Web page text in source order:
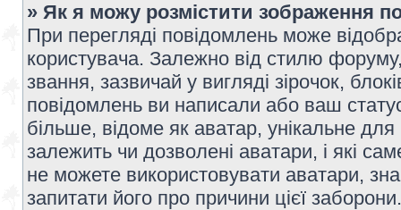
» Як я можу розмістити зображення
При перегляді повідомлень може
користувача. Залежно від стилю
звання, зазвичай у вигляді зірочок,
повідомлень ви написали або ваш
більше, відоме як аватар, унікальне
залежить чи дозволені аватари, і які
не можете використовувати аватари,
запитати його про причини цієї заборони.